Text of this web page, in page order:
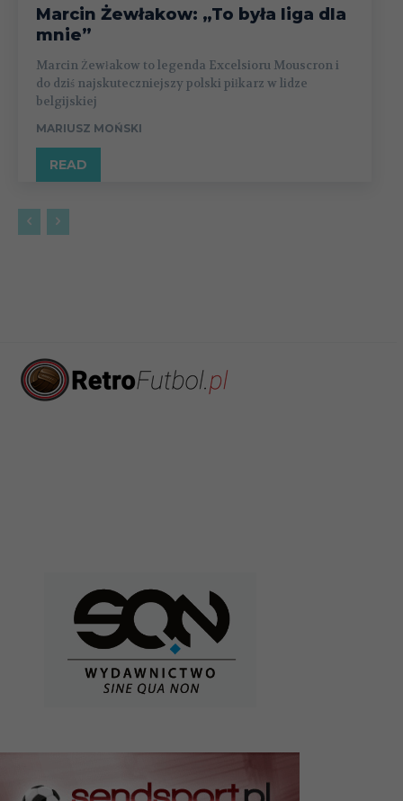
Marcin Żewłakow: „To była liga dla
mnie”
Marcin Żewłakow to legenda Excelsioru Mouscron i
do dziś najskuteczniejszy polski piłkarz w lidze
belgijskiej
MARIUSZ MOŃSKI
READ